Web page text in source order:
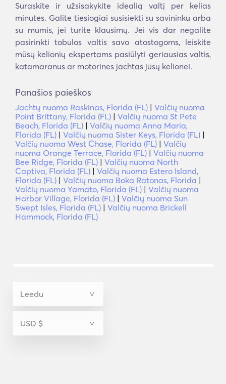
Suraskite ir užsisakykite idealią valtį per kelias
minutes. Galite tiesiogiai susisiekti su savininku arba
su mumis, jei turite klausimų. Jei vis dar negalite
pasirinkti tobulos valtis savo atostogoms, leiskite
mūsų kelionių ekspertams pasiūlyti geriausias valtis,
katamaranus ar motorines jachtas jūsų kelionei.
Panašios paieškos
Jachtų nuoma Raskinas, Florida (FL) | Valčių nuoma
Point Brittany, Florida (FL) | Valčių nuoma St Pete
Beach, Florida (FL) | Valčių nuoma Anna Maria,
Florida (FL) | Valčių nuoma Sister Keys, Florida (FL) |
Valčių nuoma West Chase, Florida (FL) | Valčių
nuoma Orange Terrace, Florida (FL) | Valčių nuoma
Bee Ridge, Florida (FL) | Valčių nuoma North
Captiva, Florida (FL) | Valčių nuoma Estero Island,
Florida (FL) | Valčių nuoma Boka Ratonas, Florida |
Valčių nuoma Yamato, Florida (FL) | Valčių nuoma
Harbor Village, Florida (FL) | Valčių nuoma Sun
Swept Isles, Florida (FL) | Valčių nuoma Brickell
Hammock, Florida (FL)